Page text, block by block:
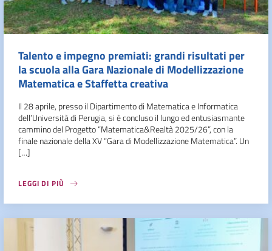
Talento e impegno premiati: grandi risultati per
la scuola alla Gara Nazionale di Modellizzazione
Matematica e Staffetta creativa
Il 28 aprile, presso il Dipartimento di Matematica e Informatica
dell’Università di Perugia, si è concluso il lungo ed entusiasmante
cammino del Progetto “Matematica&Realtà 2025/26”, con la
finale nazionale della XV “Gara di Modellizzazione Matematica”. Un
[…]
LEGGI DI PIÙ